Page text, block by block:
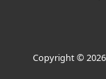
Copyright ©